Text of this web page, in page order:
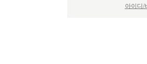
아이디/